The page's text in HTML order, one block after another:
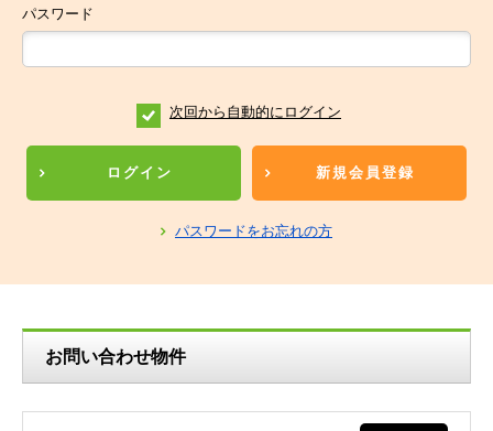
パスワード
次回から自動的にログイン
ログイン 新規会員登録
パスワードをお忘れの方
お問い合わせ物件